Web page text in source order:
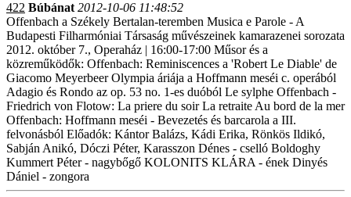
422 Búbánat 2012-10-06 11:48:52
Offenbach a Székely Bertalan-teremben Musica e Parole - A
Budapesti Filharmóniai Társaság művészeinek kamarazenei sorozata
2012. október 7., Operaház | 16:00-17:00 Műsor és a
közreműködők: Offenbach: Reminiscences a 'Robert Le Diable' de
Giacomo Meyerbeer Olympia áriája a Hoffmann meséi c. operából
Adagio és Rondo az op. 53 no. 1-es duóból Le sylphe Offenbach -
Friedrich von Flotow: La priere du soir La retraite Au bord de la mer
Offenbach: Hoffmann meséi - Bevezetés és barcarola a III.
felvonásból Előadók: Kántor Balázs, Kádi Erika, Rönkös Ildikó,
Sabján Anikó, Dóczi Péter, Karasszon Dénes - cselló Boldoghy
Kummert Péter - nagybőgő KOLONITS KLÁRA - ének Dinyés
Dániel - zongora